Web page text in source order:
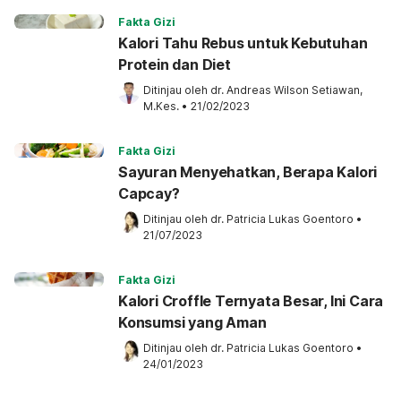
Fakta Gizi
Kalori Tahu Rebus untuk Kebutuhan
Protein dan Diet
Ditinjau oleh dr. Andreas Wilson Setiawan,
M.Kes. • 21/02/2023
Fakta Gizi
Sayuran Menyehatkan, Berapa Kalori
Capcay?
Ditinjau oleh dr. Patricia Lukas Goentoro •
21/07/2023
Fakta Gizi
Kalori Croffle Ternyata Besar, Ini Cara
Konsumsi yang Aman
Ditinjau oleh dr. Patricia Lukas Goentoro •
24/01/2023